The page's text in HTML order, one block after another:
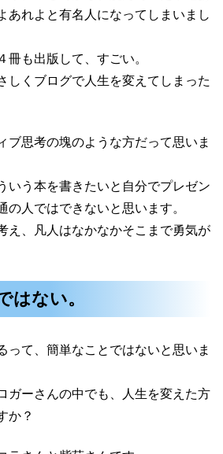
あれよと有名人になってしまいまし
冊も出版して、すごい。
しくブログで人生を変えてしまった
ブ思考の塊のような方だって思いま
いう本を書きたいと自分でプレゼン
の人ではできないと思います。
え、凡人はなかなかそこまで勇気が
はない。
って、簡単なことではないと思いま
ガーさんの中でも、人生を変えた方
か？